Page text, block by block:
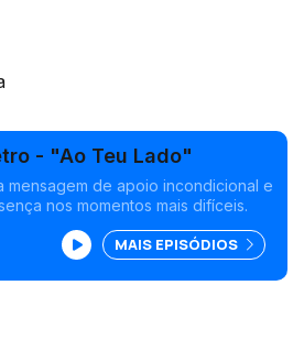
- "Ao Teu Lado"
mensagem de apoio incondicional e
nos momentos mais difíceis.
MAIS EPISÓDIOS